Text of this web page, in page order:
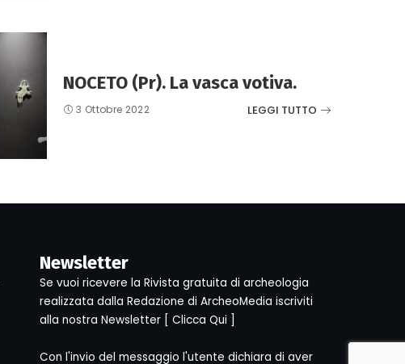
NOCETO (Pr). La vasca votiva.
3 Ottobre 2022 LEGGI TUTTO
Newsletter
Se vuoi ricevere la Rivista gratuita di archeologia
realizzata dalla Redazione di ArcheoMedia iscriviti
alla nostra Newsletter [ Clicca Qui ]
Con l'invio del messaggio l'utente dichiara di aver